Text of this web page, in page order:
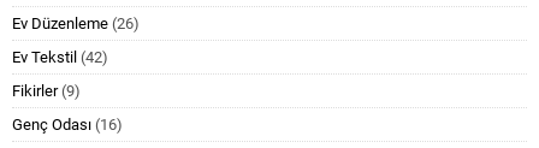
Ev Düzenleme (26)
Ev Tekstil (42)
Fikirler(9)
Genç Odası (16)